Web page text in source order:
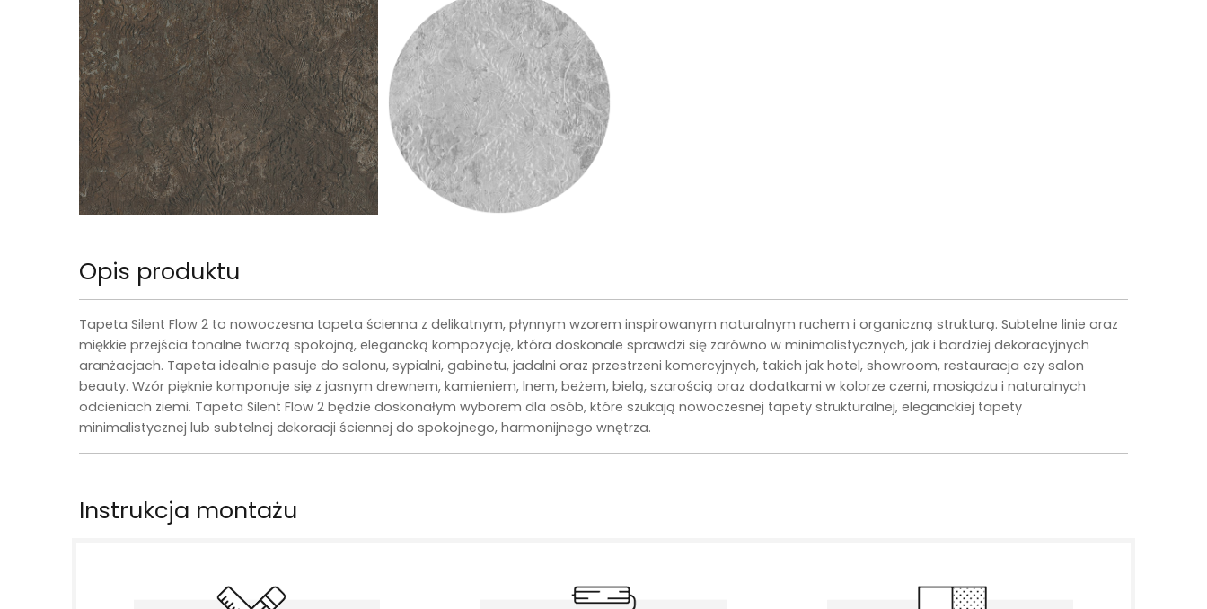
Opis produktu
Tapeta Silent Flow 2 to nowoczesna tapeta ścienna z delikatnym, płynnym wzorem inspirowanym naturalnym ruchem i organiczną strukturą. Subtelne linie oraz
miękkie przejścia tonalne tworzą spokojną, elegancką kompozycję, która doskonale sprawdzi się zarówno w minimalistycznych, jak i bardziej dekoracyjnych
aranżacjach. Tapeta idealnie pasuje do salonu, sypialni, gabinetu, jadalni oraz przestrzeni komercyjnych, takich jak hotel, showroom, restauracja czy salon
beauty. Wzór pięknie komponuje się z jasnym drewnem, kamieniem, lnem, beżem, bielą, szarością oraz dodatkami w kolorze czerni, mosiądzu i naturalnych
odcieniach ziemi. Tapeta Silent Flow 2 będzie doskonałym wyborem dla osób, które szukają nowoczesnej tapety strukturalnej, eleganckiej tapety
minimalistycznej lub subtelnej dekoracji ściennej do spokojnego, harmonijnego wnętrza.
Instrukcja montażu